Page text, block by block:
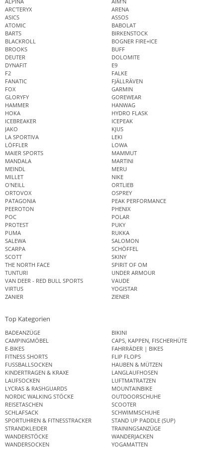
ARC'TERYX
ARENA
ASICS
ASSOS
ATOMIC
BABOLAT
BARTS
BIRKENSTOCK
BLACKROLL
BOGNER FIRE+ICE
BROOKS
BUFF
DEUTER
DOLOMITE
DYNAFIT
E9
F2
FALKE
FANATIC
FJÄLLRÄVEN
FOX
GARMIN
GLORYFY
GOREWEAR
HAMMER
HANWAG
HOKA
HYDRO FLASK
ICEBREAKER
ICEPEAK
JAKO
KJUS
LA SPORTIVA
LEKI
LÖFFLER
LOWA
MAIER SPORTS
MAMMUT
MANDALA
MARTINI
MEINDL
MERU
MILLET
NIKE
O'NEILL
ORTLIEB
ORTOVOX
OSPREY
PATAGONIA
PEAK PERFORMANCE
PEEROTON
PHENIX
POC
POLAR
PROTEST
PUKY
PUMA
RUKKA
SALEWA
SALOMON
SCARPA
SCHÖFFEL
SCOTT
SKINY
THE NORTH FACE
SPIRIT OF OM
TUNTURI
UNDER ARMOUR
VAN DEER - RED BULL SPORTS
VAUDE
VIRTUS
YOGISTAR
ZANIER
ZIENER
Top Kategorien
BADEANZÜGE
BIKINI
CAMPINGMÖBEL
CAPS, KAPPEN, FISCHERHÜTE
E-BIKES
FAHRRÄDER | BIKES
FITNESS SHORTS
FLIP FLOPS
FUSSBALLSOCKEN
HAUBEN & MÜTZEN
KINDERTRAGEN & KRAXE
LANGLAUFHOSEN
LAUFSOCKEN
LUFTMATRATZEN
LYCRAS & RASHGUARDS
MOUNTAINBIKE
NORDIC WALKING STÖCKE
OUTDOORSCHUHE
REISETASCHEN
SCOOTER
SCHLAFSACK
SCHWIMMSCHUHE
SPORTUHREN & FITNESSTRACKER
STAND UP PADDLE (SUP)
STRANDKLEIDER
TRAININGSANZÜGE
WANDERSTÖCKE
WANDERJACKEN
WANDERSOCKEN
YOGAMATTEN